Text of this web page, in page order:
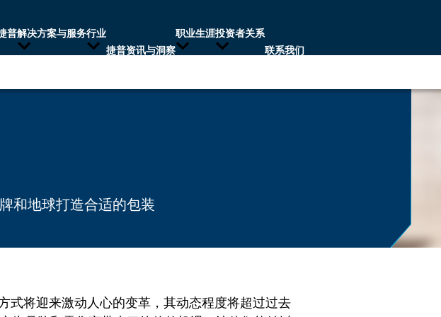
普解决方案与服务行业
捷普资讯与洞察
职业生涯投资者关系
联系我们
和地球打造合适的包装
式将迎来激动人心的变革，其动态程度将超过过去